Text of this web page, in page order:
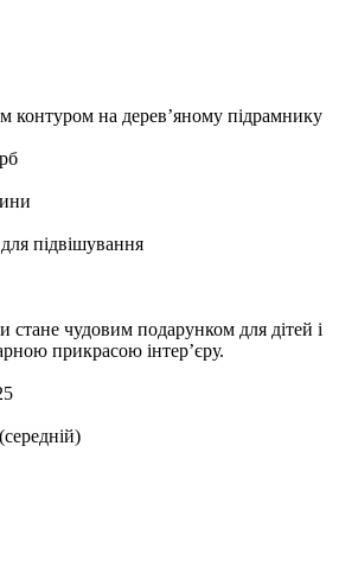
контуром на дерев’яному підрамнику
підвішування
стане чудовим подарунком для дітей і
прикрасою інтер’єру.